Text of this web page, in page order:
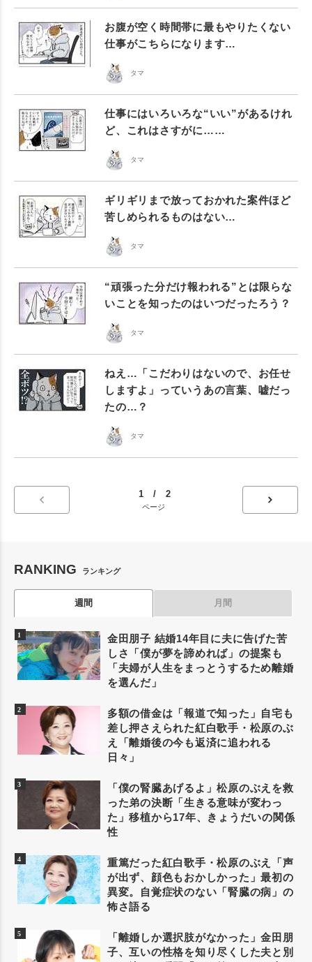
お腹が空く時間帯に最もやりたくない
仕事がこちらになります…
タマ
仕事にはいろいろな“いい”があるけれ
ど、これはさすがに……
タマ
ギリギリまで放っておかれた案件ほど
苦しめられるものはない…
タマ
“頑張った分だけ報われる”とは限らな
いことを知ったのはいつだったろう？
タマ
ねえ…「こだわりはないので、お任せ
しますよ」っていうあの言葉、嘘だっ
たの…？
タマ
1 / 2
ページ
RANKING ランキング
週間 月間
金田朋子 結婚14年目に夫に告げた苦
しさ「僕が夢を諦めれば」の提案も
「夫婦が人生をまっとうするため離婚
を選んだ」
多額の借金は「報道で知った」自宅も
差し押さえられた紅白歌手・松原のぶ
え「離婚後の今も返済に追われる
日々」
「僕の腎臓あげるよ」松原のぶえを救
った弟の決断「生きる意味が変わっ
た」移植から17年、きょうだいの関係
性
重篤だった紅白歌手・松原のぶえ「声
が出ず、顔色もおかしかった」最初の
異変。自覚症状のない「腎臓の病」の
怖さ語る
「離婚しか選択肢がなかった」金田朋
子、互いの性格を知り尽くした夫と別